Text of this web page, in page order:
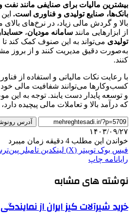
بیشترین مالیات برای صنایفی مانند نفت
بانک‌ها، صنایع تولیدی و فناوری است.
بالا و گردش مالی زیاد، در نرخ‌های بالای
از ابزارهایی مانند سامانه مودیان،
تولیدی می‌تواند به این صنوف کمک کند تا
به‌صورت دقیق مدیریت کنند و از بروز
کنند.
با رعایت نکات مالیاتی و استفاده از
کسب‌وکارها می‌توانند شفافیت مالی خود
و توسعه پایدار دست یابند. توجه به
که درآمد بالا و تعاملات مالی پیچیده
آدرس
۱۴۰۳/۰۹/۲۷
خواندن این مطلب 4 دقیقه زمان میبرد
فیس بوک توییتر (X) لینکدین ‫تامبلر
رایانامه چاپ
نوشته های مشابه
خرید شیرآلات کیز ایران از